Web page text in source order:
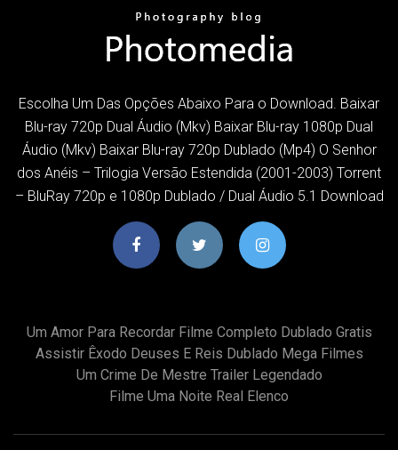
Escolha Um Das Opções Abaixo Para o Download. Baixar
Blu-ray 720p Dual Áudio (Mkv) Baixar Blu-ray 1080p Dual
Áudio (Mkv) Baixar Blu-ray 720p Dublado (Mp4) O Senhor
dos Anéis – Trilogia Versão Estendida (2001-2003) Torrent
– BluRay 720p e 1080p Dublado / Dual Áudio 5.1 Download
Um Amor Para Recordar Filme Completo Dublado Gratis
Assistir Êxodo Deuses E Reis Dublado Mega Filmes
Um Crime De Mestre Trailer Legendado
Filme Uma Noite Real Elenco